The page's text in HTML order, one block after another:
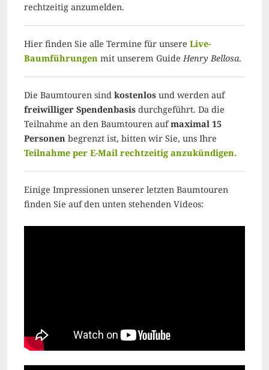
rechtzeitig anzumelden.
Hier finden Sie alle Termine für unsere Live-
Baumführungen mit unserem Guide Henry Bellosa.
Die Baumtouren sind kostenlos und werden auf
freiwilliger Spendenbasis durchgeführt. Da die
Teilnahme an den Baumtouren aufmaximal 15
Personen begrenzt ist, bitten wir Sie, uns Ihre
Teilnahme per E-Mail rechtzeitig anzukündigen.
Einige Impressionen unserer letzten Baumtouren
finden Sie auf den unten stehenden Videos: